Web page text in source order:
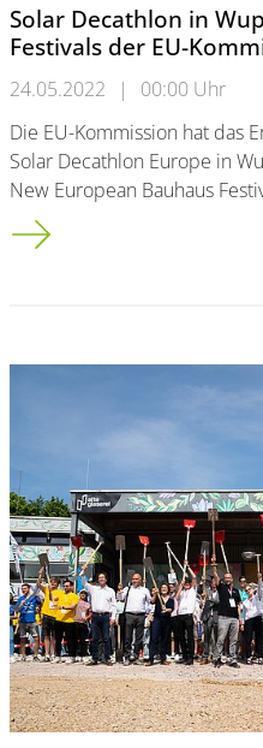
Solar Decathlon in
Festivals der EU-
24.05.2022 |
00:00 Uhr
Die EU-Kommission hat das
Solar Decathlon Europe in
New European Bauhaus
Solar Decathlon in